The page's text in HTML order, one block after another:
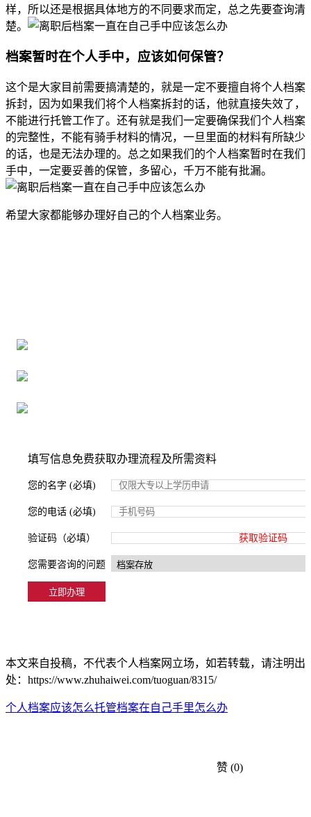
样，所以还是根据具体地方的不同要求而定，总之先要查询清
楚。
档案暂时在个人手中，应该如何保管？
这个是大家目前需要搞清楚的，就是一定不要擅自将个人档案
拆封，因为如果我们将个人档案拆封的话，他就直接失效了，
不能进行托管工作了。还有就是我们一定要确保我们个人档案
的完整性，不能有骑手材料的情况，一旦里面的材料有所缺少
的话，也是无法办理的。总之如果我们的个人档案暂时在我们
手中，一定要妥善的保管，多留心，千万不能有批漏。
希望大家都能够办理好自己的个人档案业务。
填写信息免费获取办理流程及所需资料
您的名字 (必填)
您的电话 (必填)
验证码（必填） 获取验证码
您需要咨询的问题
本文来自投稿，不代表个人档案网立场，如若转载，请注明出
处：https://www.zhuhaiwei.com/tuoguan/8315/
个人档案应该怎么托管档案在自己手里怎么办
赞 (0)